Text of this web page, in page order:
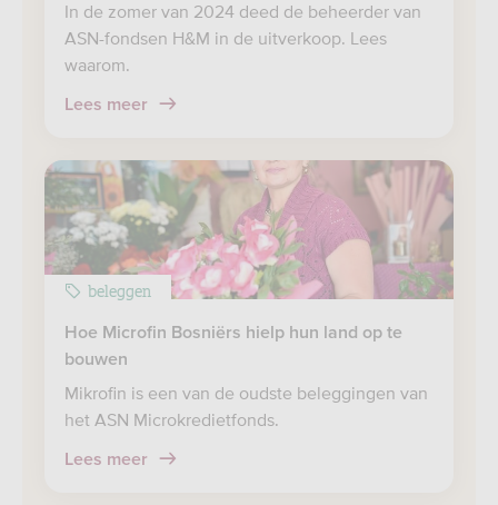
In de zomer van 2024 deed de beheerder van
ASN-fondsen H&M in de uitverkoop. Lees
waarom.
Lees meer
beleggen
Hoe Microfin Bosniërs hielp hun land op te
bouwen
Mikrofin is een van de oudste beleggingen van
het ASN Microkredietfonds.
Lees meer